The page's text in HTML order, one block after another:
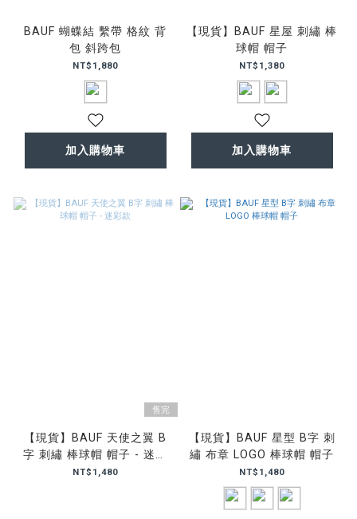
BAUF 蝴蝶結 繫帶 格紋 背
包 斜跨包
NT$1,880
加入購物車
【現貨】BAUF 星屋 刺繡 棒
球帽 帽子
NT$1,380
加入購物車
售完
【現貨】BAUF 天使之翼 B
字 刺繡 棒球帽 帽子 - 迷彩
款
NT$1,480
【現貨】BAUF 星型 B字 刺
繡 布章 LOGO 棒球帽 帽子
NT$1,480